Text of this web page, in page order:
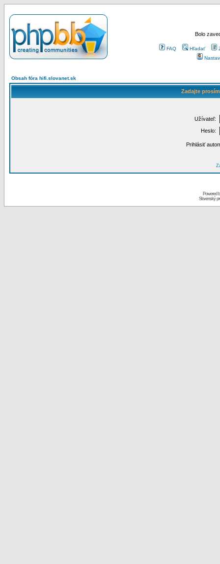
Bolo
FAQ Hľadať
Obsah fóra hifi.slovanet.sk
Zadajte
Užívateľ:
Heslo:
Prihlásiť
Powered
Slovenský